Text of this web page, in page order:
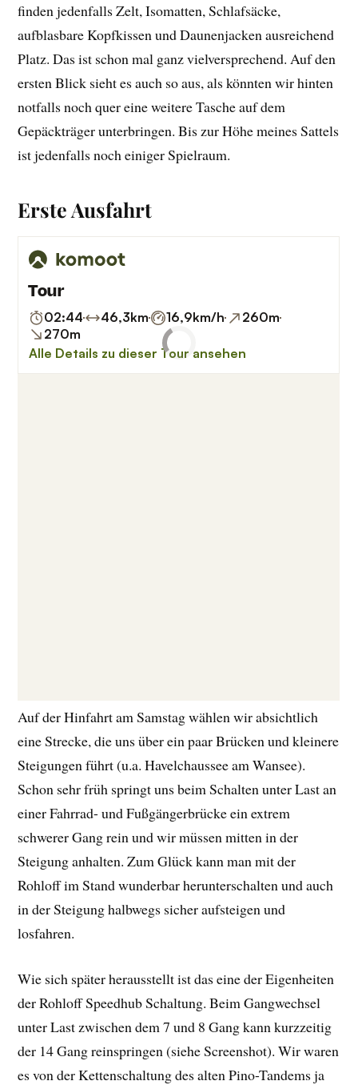
finden jedenfalls Zelt, Isomatten, Schlafsäcke,
aufblasbare Kopfkissen und Daunenjacken ausreichend
Platz. Das ist schon mal ganz vielversprechend. Auf den
ersten Blick sieht es auch so aus, als könnten wir hinten
notfalls noch quer eine weitere Tasche auf dem
Gepäckträger unterbringen. Bis zur Höhe meines Sattels
ist jedenfalls noch einiger Spielraum.
Erste Ausfahrt
Auf der Hinfahrt am Samstag wählen wir absichtlich
eine Strecke, die uns über ein paar Brücken und kleinere
Steigungen führt (u.a. Havelchaussee am Wansee).
Schon sehr früh springt uns beim Schalten unter Last an
einer Fahrrad- und Fußgängerbrücke ein extrem
schwerer Gang rein und wir müssen mitten in der
Steigung anhalten. Zum Glück kann man mit der
Rohloff im Stand wunderbar herunterschalten und auch
in der Steigung halbwegs sicher aufsteigen und
losfahren.
Wie sich später herausstellt ist das eine der Eigenheiten
der Rohloff Speedhub Schaltung. Beim Gangwechsel
unter Last zwischen dem 7 und 8 Gang kann kurzzeitig
der 14 Gang reinspringen (siehe Screenshot). Wir waren
es von der Kettenschaltung des alten Pino-Tandems ja